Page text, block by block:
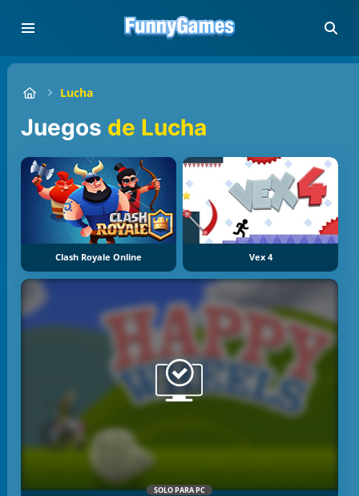
Lucha
Juegos de Lucha
Clash Royale Online Vex 4
SOLO PARA PC